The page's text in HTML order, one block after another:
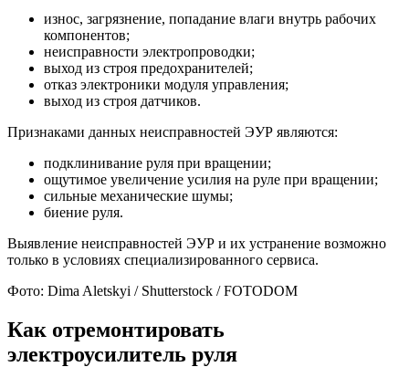
износ, загрязнение, попадание влаги внутрь рабочих
компонентов;
неисправности электропроводки;
выход из строя предохранителей;
отказ электроники модуля управления;
выход из строя датчиков.
Признаками данных неисправностей ЭУР являются:
подклинивание руля при вращении;
ощутимое увеличение усилия на руле при вращении;
сильные механические шумы;
биение руля.
Выявление неисправностей ЭУР и их устранение возможно
только в условиях специализированного сервиса.
Фото: Dima Aletskyi / Shutterstock / FOTODOM
Как отремонтировать
электроусилитель руля